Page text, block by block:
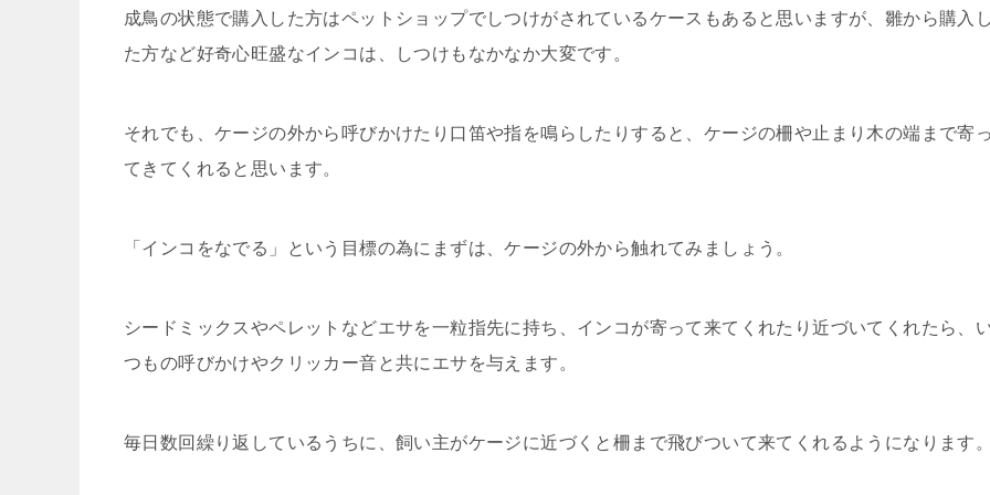
成鳥の状態で購入した方はペットショップでしつけがされているケースもあると思いますが、雛から購入し
た方など好奇心旺盛なインコは、しつけもなかなか大変です。
それでも、ケージの外から呼びかけたり口笛や指を鳴らしたりすると、ケージの柵や止まり木の端まで寄っ
てきてくれると思います。
「インコをなでる」という目標の為にまずは、ケージの外から触れてみましょう。
シードミックスやペレットなどエサを一粒指先に持ち、インコが寄って来てくれたり近づいてくれたら、
つもの呼びかけやクリッカー音と共にエサを与えます。
毎日数回繰り返しているうちに、飼い主がケージに近づくと柵まで飛びついて来てくれるようになります。